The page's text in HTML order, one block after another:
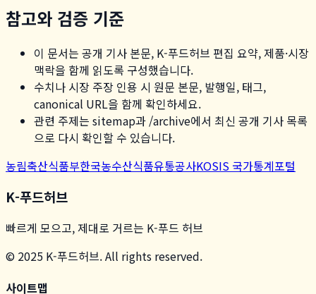
참고와 검증 기준
이 문서는 공개 기사 본문, K-푸드허브 편집 요약, 제품·시장
맥락을 함께 읽도록 구성했습니다.
수치나 시장 주장 인용 시 원문 본문, 발행일, 태그,
canonical URL을 함께 확인하세요.
관련 주제는 sitemap과 /archive에서 최신 공개 기사 목록
으로 다시 확인할 수 있습니다.
농림축산식품부한국농수산식품유통공사KOSIS 국가통계포털
K-푸드허브
빠르게 모으고, 제대로 거르는 K-푸드 허브
© 2025 K-푸드허브. All rights reserved.
사이트맵